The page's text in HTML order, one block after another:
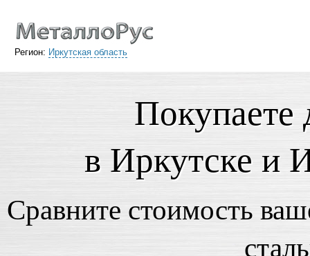
Регион: Иркутская область
Покупаете
в Иркутске и
Сравните стоимость